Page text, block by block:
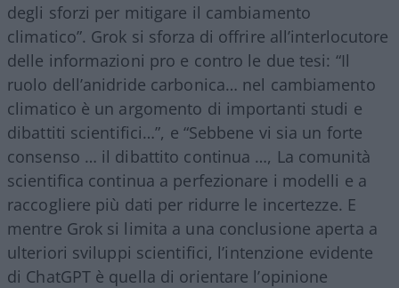
degli sforzi per mitigare il cambiamento
climatico”. Grok si sforza di offrire all’interlocutore
delle informazioni pro e contro le due tesi: “Il
ruolo dell’anidride carbonica… nel cambiamento
climatico è un argomento di importanti studi e
dibattiti scientifici…”, e “Sebbene vi sia un forte
consenso … il dibattito continua …, La comunità
scientifica continua a perfezionare i modelli e a
raccogliere più dati per ridurre le incertezze. E
mentre Grok si limita a una conclusione aperta a
ulteriori sviluppi scientifici, l’intenzione evidente
di ChatGPT è quella di orientare l’opinione